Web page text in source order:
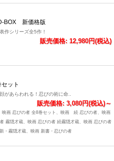
BOX 新価格版
作シリーズ全5作！
販売価格: 12,980円(税込)
ット
があらわれる！忍びの術に命..
販売価格: 3,080円(税込)～
映画 忍びの者 全8巻セット、映画 続 忍びの者、映画
霧隠才蔵、映画 忍びの者 続霧隠才蔵、映画 忍びの者
・霧隠才蔵、映画 新書・忍びの者